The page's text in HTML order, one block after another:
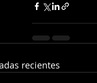
recientes